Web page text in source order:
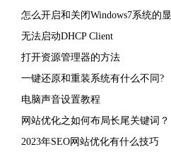
怎么开启和关闭Windows7系统的显
卡硬件加速功能
无法启动DHCP Client
打开资源管理器的方法
一键还原和重装系统有什么不同?
电脑声音设置教程
网站优化之如何布局长尾关键词？
2023年SEO网站优化有什么技巧